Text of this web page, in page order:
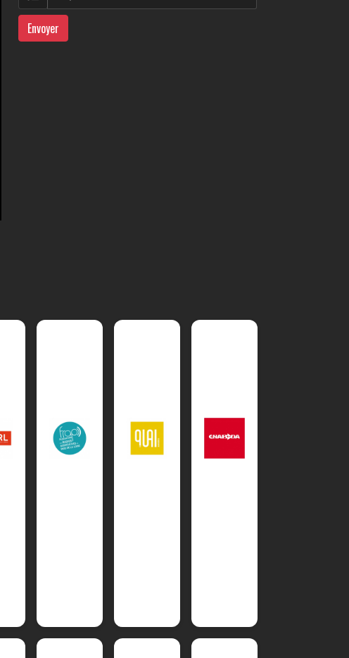
Envoyer